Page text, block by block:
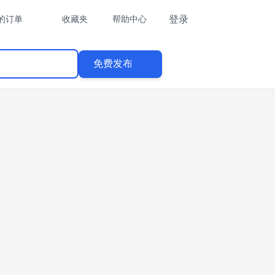
订单 收藏夹 帮助中心 登录
免费发布